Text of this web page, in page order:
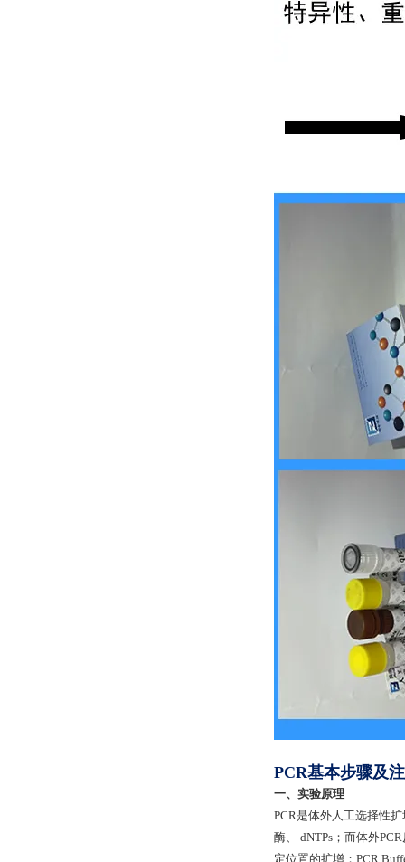
PCR基本步骤及
一、实验原理
PCR是体外人工选择性
酶、 dNTPs；而体外
定位置的扩增；PCR